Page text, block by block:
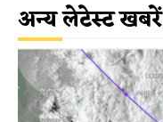
अन्य लेटेस्ट खबरें